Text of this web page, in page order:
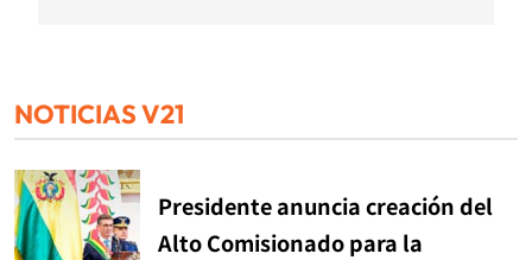
NOTICIAS V21
Presidente anuncia creación del
Alto Comisionado para la